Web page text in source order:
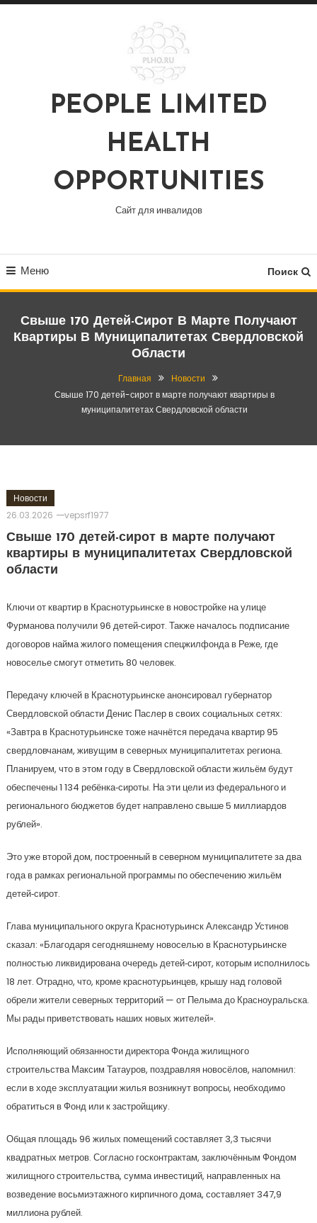
Перейти
PEOPLE LIMITED
HEALTH
OPPORTUNITIES
Сайт для инвалидов
Меню Поиск
Свыше 170 Детей-Сирот В Марте Получают
Квартиры В Муниципалитетах Свердловской
Области
Главная
Новости
Свыше 170 детей-сирот в марте получают квартиры в
муниципалитетах Свердловской области
Новости
26.03.2026
vepsrf1977
Свыше 170 детей-сирот в марте получают
квартиры в муниципалитетах Свердловской
области
Ключи от квартир в Краснотурьинске в новостройке на улице
Фурманова получили 96 детей‑сирот. Также началось подписание
договоров найма жилого помещения спецжилфонда в Реже, где
новоселье смогут отметить 80 человек.
Передачу ключей в Краснотурьинске анонсировал губернатор
Свердловской области Денис Паслер в своих социальных сетях:
«Завтра в Краснотурьинске тоже начнётся передача квартир 95
свердловчанам, живущим в северных муниципалитетах региона.
Планируем, что в этом году в Свердловской области жильём будут
обеспечены 1 134 ребёнка‑сироты. На эти цели из федерального и
регионального бюджетов будет направлено свыше 5 миллиардов
рублей».
Это уже второй дом, построенный в северном муниципалитете за два
года в рамках региональной программы по обеспечению жильём
детей‑сирот.
Глава муниципального округа Краснотурьинск Александр Устинов
сказал: «Благодаря сегодняшнему новоселью в Краснотурьинске
полностью ликвидирована очередь детей‑сирот, которым исполнилось
18 лет. Отрадно, что, кроме краснотурьинцев, крышу над головой
обрели жители северных территорий — от Пелыма до Красноуральска.
Мы рады приветствовать наших новых жителей».
Исполняющий обязанности директора Фонда жилищного
строительства Максим Татауров, поздравляя новосёлов, напомнил:
если в ходе эксплуатации жилья возникнут вопросы, необходимо
обратиться в Фонд или к застройщику.
Общая площадь 96 жилых помещений составляет 3,3 тысячи
квадратных метров. Согласно госконтрактам, заключённым Фондом
жилищного строительства, сумма инвестиций, направленных на
возведение восьмиэтажного кирпичного дома, составляет 347,9
миллиона рублей.